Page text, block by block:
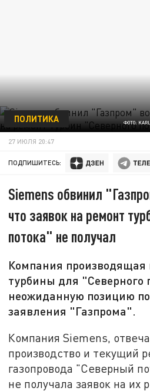
ФОТО:
ПОЛИТИКА
27 ИЮЛЯ 20:47
ПОДПИШИТЕСЬ:
Siemens обвинил
что заявок на ремонт
потока" не получал
Компания
турбины для "Северного
неожиданную позицию
заявления "Газпрома".
Компания Siemens,
производство и текущий
газопровода "Северный
не получала заявок на их